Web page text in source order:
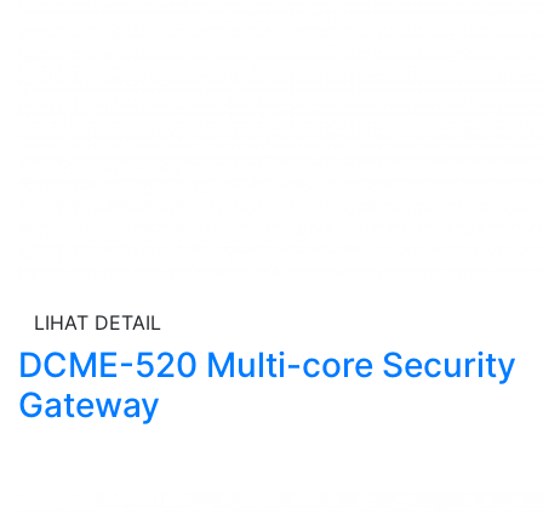
LIHAT DETAIL
DCME-520 Multi-core Security
Gateway